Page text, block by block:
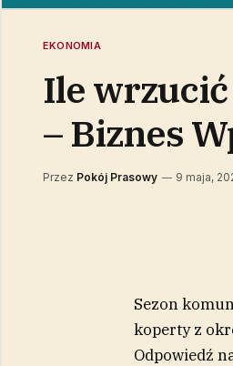
EKONOMIA
Ile
– Biznes
Przez Pokój Prasowy 9 maja,
Sezon
koperty z
Odpowiedź